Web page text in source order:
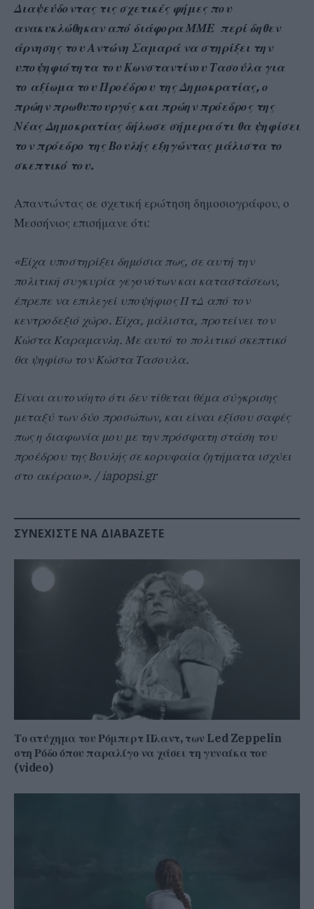
Διαψεύδοντας τις σχετικές φήμες που
ανακυκλώθηκαν από διάφορα ΜΜΕ περί δηθεν
άρνησης του Αντώνη Σαμαρά να στηρίξει την
υποψηφιότητα του Κωνσταντίνου Τασούλα για
το αξίωμα του Προέδρου της Δημοκρατίας, ο
πρώην πρωθυπουργός και πρώην πρόεδρος της
Νέας Δημοκρατίας δήλωσε σήμερα ότι θα ψηφίσει
τον πρόεδρο της Βουλής εξηγώντας μάλιστα το
σκεπτικό του.
Απαντώντας σε σχετική ερώτηση δημοσιογράφου, ο
Μεσσήνιος επισήμανε ότι:
«Είχα υποστηρίξει δημόσια πως, σε αυτή την
πολιτική συγκυρία γεγονότων και καταστάσεων,
έπρεπε να επιλεγεί υποψήφιος ΠτΔ από τον
κεντροδεξιό χώρο. Είχα, μάλιστα, προτείνει τον
Κώστα Καραμανλη. Με αυτό το πολιτικό σκεπτικό
θα ψηφίσω τον Κώστα Τασουλα.
Είναι αυτονόητο ότι δεν τίθεται θέμα σύγκρισης
μεταξύ των δύο προσώπων, και είναι εξίσου σαφές
πως η διαφωνία μου με την πρόσφατη στάση του
προέδρου της Βουλής σε κορυφαία ζητήματα ισχύει
στο ακέραιο». / iapopsi.gr
ΣΥΝΕΧΊΣΤΕ ΝΑ ΔΙΑΒΆΖΕΤΕ
Το ατύχημα του Ρόμπερτ Πλαντ, των Led Zeppelin
στη Ρόδο όπου παραλίγο να χάσει τη γυναίκα του
(video)